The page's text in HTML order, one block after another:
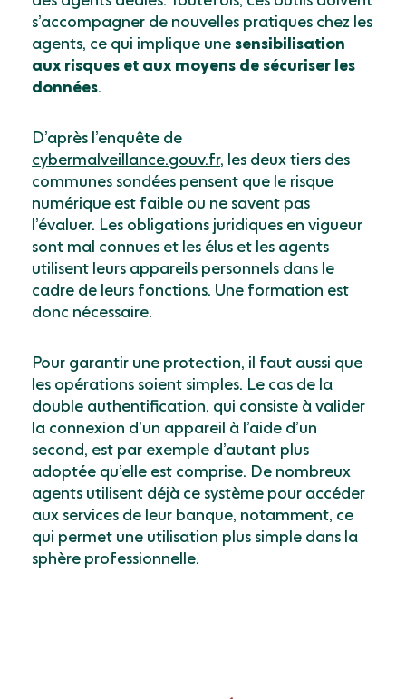
s’accompagner de nouvelles pratiques chez les
agents, ce qui implique une sensibilisation
aux risques et aux moyens de sécuriser les
données.
D’après l’enquête de
cybermalveillance.gouv.fr, les deux tiers des
communes sondées pensent que le risque
numérique est faible ou ne savent pas
l’évaluer. Les obligations juridiques en vigueur
sont mal connues et les élus et les agents
utilisent leurs appareils personnels dans le
cadre de leurs fonctions. Une formation est
donc nécessaire.
Pour garantir une protection, il faut aussi que
les opérations soient simples. Le cas de la
double authentification, qui consiste à valider
la connexion d’un appareil à l’aide d’un
second, est par exemple d’autant plus
adoptée qu’elle est ­comprise. De nombreux
agents utilisent déjà ce système pour accéder
aux services de leur banque, notamment, ce
qui permet une utilisation plus simple dans la
sphère professionnelle.